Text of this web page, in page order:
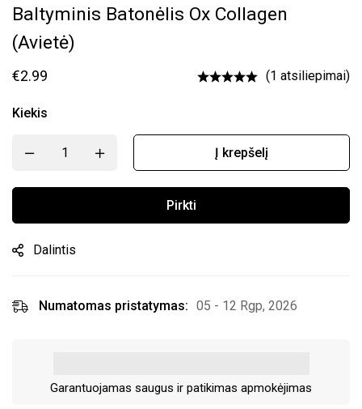
Baltyminis Batonėlis Ox Collagen
(avietė)
€2.99 (1 atsiliepimai)
Kiekis
Į krepšelį
Pirkti
Dalintis
Numatomas pristatymas: 05 - 12 Rgp, 2026
Garantuojamas saugus ir patikimas apmokėjimas